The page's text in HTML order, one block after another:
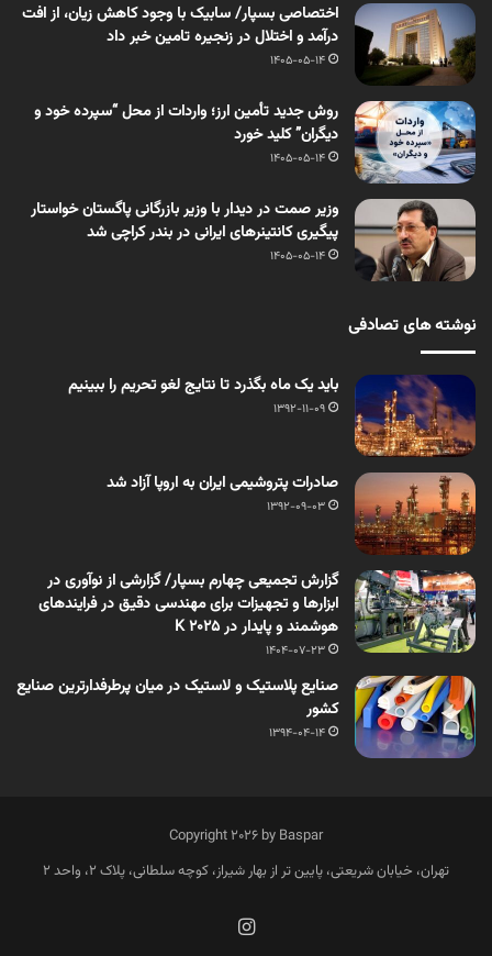
اختصاصی بسپار/ سابیک با وجود کاهش زیان، از افت
درآمد و اختلال در زنجیره تامین خبر داد
1405-05-14
روش جدید تأمین ارز؛ واردات از محل “سپرده خود و
دیگران” کلید خورد
1405-05-14
وزیر صمت در دیدار با وزیر بازرگانی پاگستان خواستار
پیگیری کانتینرهای ایرانی در بندر کراچی شد
1405-05-14
نوشته های تصادفی
باید یک ماه بگذرد تا نتایج لغو تحریم را ببینیم
1392-11-09
صادرات پتروشیمی ایران به اروپا آزاد شد
1392-09-03
گزارش تجمیعی چهارم بسپار/ گزارشی از نوآوری در
ابزارها و تجهیزات برای مهندسی دقیق در فرایندهای
هوشمند و پایدار در K 2025
1404-07-23
صنایع پلاستیک و لاستیک در میان پرطرفدارترین صنایع
کشور
1394-04-14
Copyright 2026 by Baspar
تهران، خیابان شریعتی، پایین تر از بهار شیراز، کوچه سلطانی، پلاک 2، واحد 2